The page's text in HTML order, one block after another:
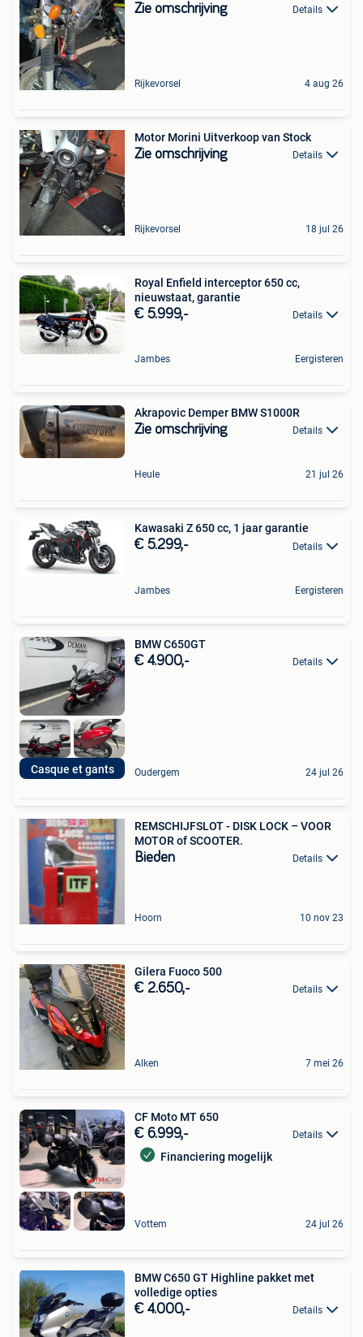
Zie omschrijving Details
Rijkevorsel 4 aug 26
Motor Morini Uitverkoop van Stock
Zie omschrijving Details
Rijkevorsel 18 jul 26
Royal Enfield interceptor 650 cc,
nieuwstaat, garantie
€ 5.999,- Details
Jambes Eergisteren
Akrapovic Demper BMW S1000R
Zie omschrijving Details
Heule 21 jul 26
Kawasaki Z 650 cc, 1 jaar garantie
€ 5.299,- Details
Jambes Eergisteren
Casque et gants
BMW C650GT
€ 4.900,- Details
Oudergem 24 jul 26
REMSCHIJFSLOT - DISK LOCK – VOOR
MOTOR of SCOOTER.
Bieden Details
Hoorn 10 nov 23
Gilera Fuoco 500
€ 2.650,- Details
Alken 7 mei 26
CF Moto MT 650
€ 6.999,- Details
Financiering mogelijk
Vottem 24 jul 26
BMW C650 GT Highline pakket met
volledige opties
€ 4.000,- Details